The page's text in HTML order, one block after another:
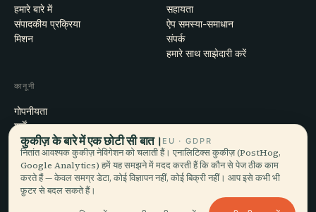
हमारे बारे में
संपादकीय प्रक्रिया
मिशन
सहायता
ऐप समस्या-समाधान
संपर्क
हमारे साथ साझेदारी करें
कानूनी
गोपनीयता
शर्तें
कुकी सेटिंग्स
खाता हटाएँ
कुकीज़ के बारे में एक छोटी सी बात। EU · GDPR
नितांत आवश्यक कुकीज़ नेविगेशन को चलाती हैं। एनालिटिक्स कुकीज़ (PostHog,
Google Analytics) हमें यह समझने में मदद करती हैं कि कौन से पेज ठीक काम
करते हैं — केवल समग्र डेटा, कोई विज्ञापन नहीं, कोई बिक्री नहीं। आप इसे कभी भी
फ़ुटर से बदल सकते हैं।